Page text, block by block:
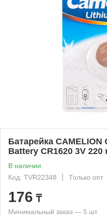
Батарейка CAMELION
Battery CR1620 3V 220
В наличии
Код: TVR22348
Только опт
176 ₸
Минимальный заказ — 5 шт.